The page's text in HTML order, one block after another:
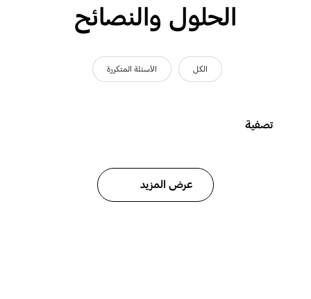
الحلول والنصائح
الكل الأسئلة المتكررة
تصفية
عرض المزيد